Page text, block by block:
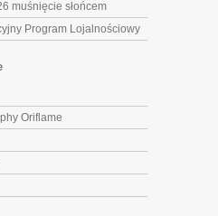
muśnięcie słońcem
Program Lojalnościowy
Oriflame